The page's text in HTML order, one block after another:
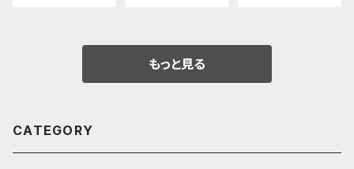
データ
もっと見る
CATEGORY